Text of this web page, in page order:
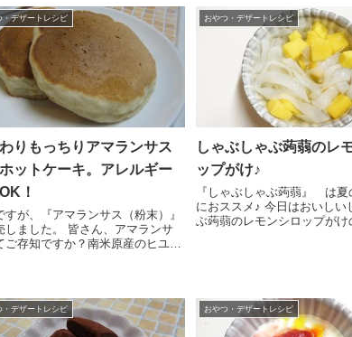
こ...
加え木ベ...
・デザートレシピ
りもっちりアマランサス
ットケーキ。アレルギー
！
すが、『アマランサス（粉末）』
。 皆さん、アマランサ
ご存知ですか？南米原産のヒユ科
おやつ・デザートレシピ
しゃぶしゃぶ蒟蒻のレ
ップがけ♪
『しゃぶしゃぶ蒟蒻』 は夏
におススメ♪ 今日はおいしいしゃぶしゃ
ぶ蒟蒻のレモンシロップがけ
・デザートレシピ おやつ・デザートレシピ